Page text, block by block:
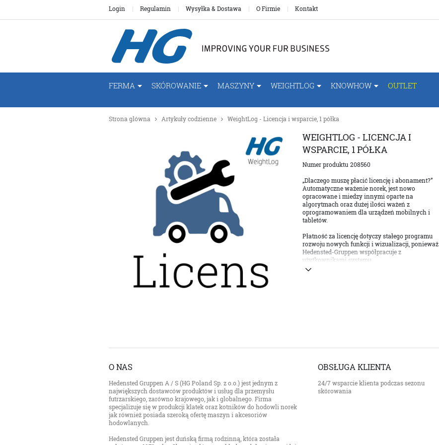
Login Regulamin Wysyłka & Dostawa O Firmie Kontakt
FERMA SKÓROWANIE MASZYNY WEIGHTLOG KNOWHOW OUTLET
Strona glówna Artykuły codzienne WeightLog - Licencja i wsparcie, 1 półka
WEIGHTLOG - LICENCJA I
WSPARCIE, 1 PÓŁKA
Numer produktu 208560
„Dlaczego muszę płacić licencję i abonament?”
Automatyczne ważenie norek, jest nowo
opracowane i miedzy innymi oparte na
algorytmach oraz dużej ilości ważeń z
oprogramowaniem dla urządzeń mobilnych i
tabletów.
Płatność za licencję dotyczy stałego programu
rozwoju nowych funkcji i wizualizacji, ponieważ
Hedensted-Gruppen współpracuje z
użytkownikami systemu.
O NAS
Hedensted Gruppen A / S (HG Poland Sp. z o.o.) jest jednym z
największych dostawców produktów i usług dla przemysłu
futrzarskiego, zarówno krajowego, jak i globalnego. Firma
specjalizuje się w produkcji klatek oraz kotników do hodowli norek
jak również posiada szeroką ofertę maszyn i akcesoriów
hodowlanych.
Hedensted Gruppen jest duńską firmą rodzinną, która została
OBSŁUGA KLIENTA
24/7 wsparcie klienta podczas sezonu
skórowania